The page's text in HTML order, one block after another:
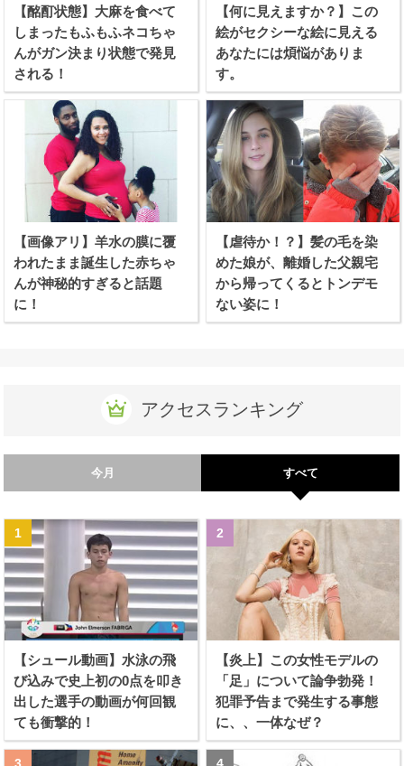
【酩酊状態】大麻を食べて
しまったもふもふネコちゃ
んがガン決まり状態で発見
される！
【何に見えますか？】この
絵がセクシーな絵に見える
あなたには煩悩がありま
す。
【画像アリ】羊水の膜に覆
われたまま誕生した赤ちゃ
んが神秘的すぎると話題
に！
【虐待か！？】髪の毛を染
めた娘が、離婚した父親宅
から帰ってくるとトンデモ
ない姿に！
アクセスランキング
今月 すべて
【シュール動画】水泳の飛
び込みで史上初の0点を叩き
出した選手の動画が何回観
ても衝撃的！
【炎上】この女性モデルの
「足」について論争勃発！
犯罪予告まで発生する事態
に、、一体なぜ？